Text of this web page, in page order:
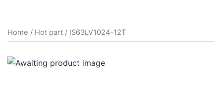
Home / Hot part / IS63LV1024-12T